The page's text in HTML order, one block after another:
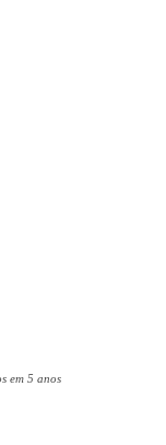
em 5 anos